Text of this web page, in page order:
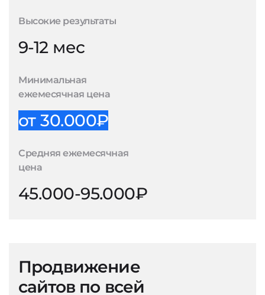
Высокие результаты
9-12 мес
Минимальная
ежемесячная цена
от 30.000₽
Средняя ежемесячная
цена
45.000-95.000₽
Продвижение
сайтов по всей